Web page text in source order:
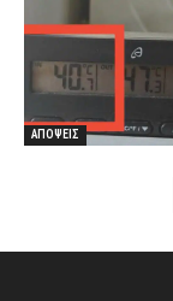
ΑΠΟΨΕΙΣ